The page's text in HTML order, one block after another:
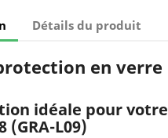
Détails du produit
en verre
idéale pour votre
(GRA-L09)